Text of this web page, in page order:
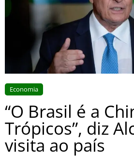
Economia
“O Brasil é a
Trópicos”, diz
visita ao país